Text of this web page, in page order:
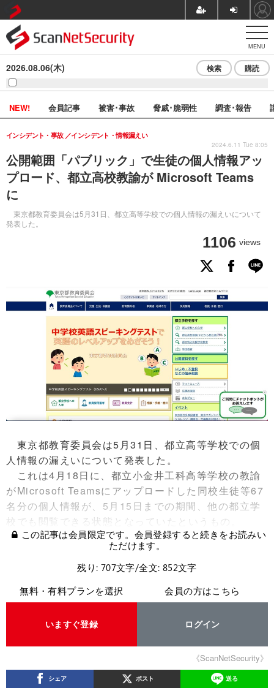
MENU
2026.08.06(木) 検索 購読
NEW! 会員記事 被害･事故 脅威･脆弱性 調査･報告
公開範囲「パブリック」で生徒の個人情報アッ
プロード、都立高校教諭が Microsoft Teams
に
東京都教育委員会は5月31日、都立高等学校での個人情報の漏えいについて
発表した。
インシデント・事故 インシデント・情報漏えい
1106 views
2024.6.11 Tue 8:05
東京都教育委員会は5月31日、都立高等学校での個
人情報の漏えいについて発表した。
これは4月18日に、都立小金井工科高等学校の教諭
がMicrosoft Teamsにアップロードした同校生徒等67
名分の個人情報が、5月15日までの期間、他の都立学
校でも閲覧できる状態となっていたというもの。
この記事は会員限定です。会員登録すると続きをお読みい
ただけます。
残り: 707文字/全文: 852文字
無料・有料プランを選択
いますぐ登録
会員の方はこちら
ログイン
《ScanNetSecurity》
シェア ポスト 送る